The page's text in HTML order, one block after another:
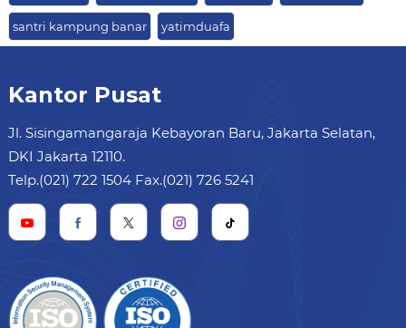
santri kampung banar yatimduafa
Kantor Pusat
Jl. Sisingamangaraja Kebayoran Baru, Jakarta Selatan,
DKI Jakarta 12110.
Telp.(021) 722 1504 Fax.(021) 726 5241